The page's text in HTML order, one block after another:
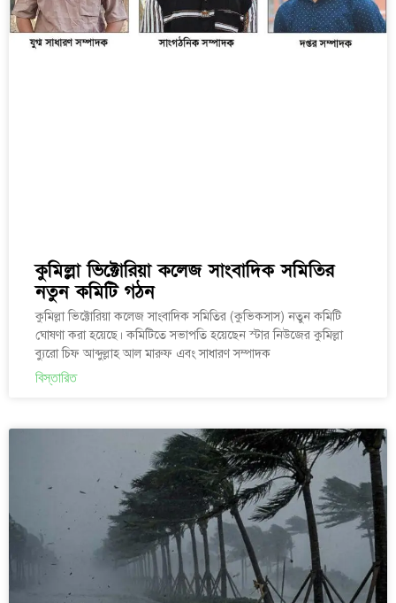
কুমিল্লা ভিক্টোরিয়া কলেজ সাংবাদিক সমিতির
নতুন কমিটি গঠন
কুমিল্লা ভিক্টোরিয়া কলেজ সাংবাদিক সমিতির (কুভিকসাস) নতুন কমিটি
ঘোষণা করা হয়েছে। কমিটিতে সভাপতি হয়েছেন স্টার নিউজের কুমিল্লা
ব্যুরো চিফ আব্দুল্লাহ আল মারুফ এবং সাধারণ সম্পাদক
বিস্তারিত